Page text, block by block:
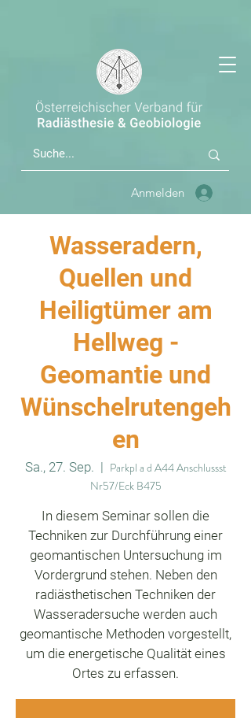
Anmelden
Wasseradern,
Quellen und
Heiligtümer am
Hellweg -
Geomantie und
Wünschelrutengeh
en
Sa., 27. Sep.
  |
Parkpl a d A44 Anschlussst
Nr57/Eck B475
In diesem Seminar sollen die
Techniken zur Durchführung einer
geomantischen Untersuchung im
Vordergrund stehen. Neben den
radiästhetischen Techniken der
Wasseradersuche werden auch
geomantische Methoden vorgestellt,
um die energetische Qualität eines
Ortes zu erfassen.